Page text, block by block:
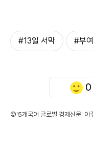
#13일 서막 #부
0
©'5개국어 글로벌 경제신문' 아